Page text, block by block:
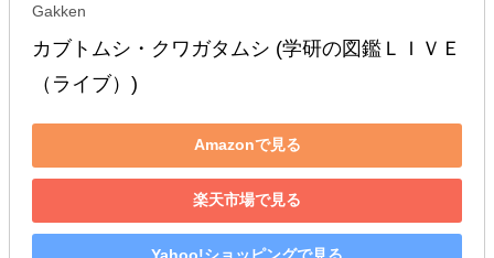
Gakken
カブトムシ・クワガタムシ (学研の図鑑ＬＩＶＥ
（ライブ）)
Amazonで見る
楽天市場で見る